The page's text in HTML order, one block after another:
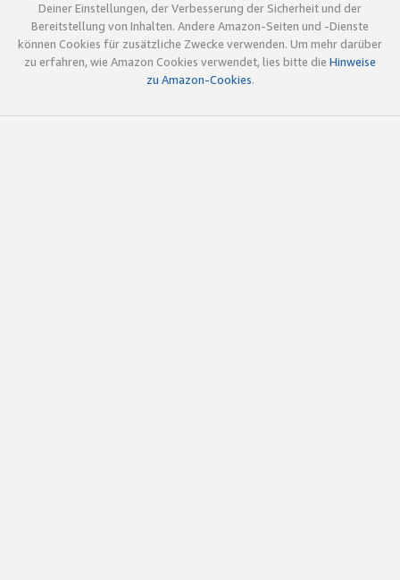
Deiner Einstellungen, der Verbesserung der Sicherheit und der
Bereitstellung von Inhalten. Andere Amazon-Seiten und -Dienste
können Cookies für zusätzliche Zwecke verwenden. Um mehr darüber
zu erfahren, wie Amazon Cookies verwendet, lies bitte die Hinweise
zu Amazon-Cookies.